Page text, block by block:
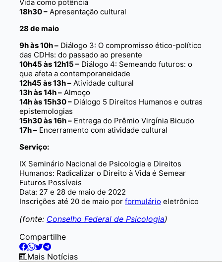
Vida como potência
18h30 – Apresentação cultural
28 de maio
9h às 10h – Diálogo 3: O compromisso ético-político
das CDHs: do passado ao presente
10h45 às 12h15 – Diálogo 4: Semeando futuros: o
que afeta a contemporaneidade
12h45 às 13h – Atividade cultural
13h às 14h – Almoço
14h às 15h30 – Diálogo 5 Direitos Humanos e outras
epistemologias
15h30 às 16h – Entrega do Prêmio Virgínia Bicudo
17h – Encerramento com atividade cultural
Serviço:
IX Seminário Nacional de Psicologia e Direitos
Humanos: Radicalizar o Direito à Vida é Semear
Futuros Possíveis
Data: 27 e 28 de maio de 2022
Inscrições até 20 de maio por formulário eletrônico
(fonte: Conselho Federal de Psicologia)
Compartilhe
Mais Notícias